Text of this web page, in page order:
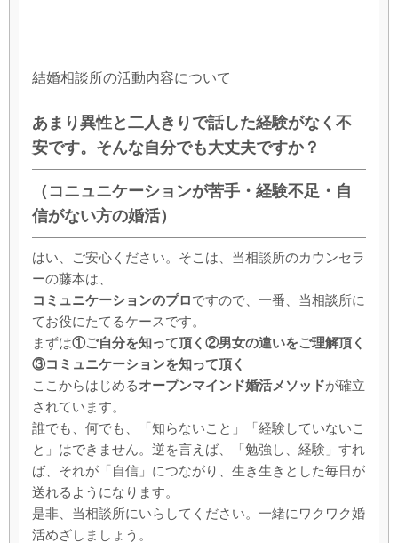
結婚相談所の活動内容について
あまり異性と二人きりで話した経験がなく不
安です。そんな自分でも大丈夫ですか？
（コニュニケーションが苦手・経験不足・自
信がない方の婚活）
はい、ご安心ください。そこは、当相談所のカウンセラ
ーの藤本は、
コミュニケーションのプロですので、一番、当相談所に
てお役にたてるケースです。
まずは①ご自分を知って頂く②男女の違いをご理解頂く
③コミュニケーションを知って頂く
ここからはじめるオープンマインド婚活メソッドが確立
されています。
誰でも、何でも、「知らないこと」「経験していないこ
と」はできません。逆を言えば、「勉強し、経験」すれ
ば、それが「自信」につながり、生き生きとした毎日が
送れるようになります。
是非、当相談所にいらしてください。一緒にワクワク婚
活めざしましょう。